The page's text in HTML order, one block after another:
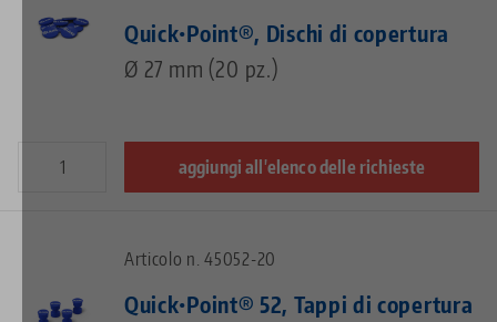
Quick•Point®, Dischi di copertura
Ø 27 mm (20 pz.)
aggiungi all'elenco delle richieste
Articolo n. 45052-20
Quick•Point® 52, Tappi di copertura